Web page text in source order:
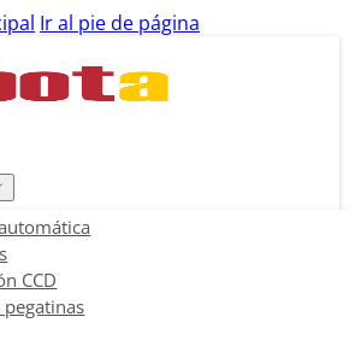
Ir al pie de página
CCD
pegatinas